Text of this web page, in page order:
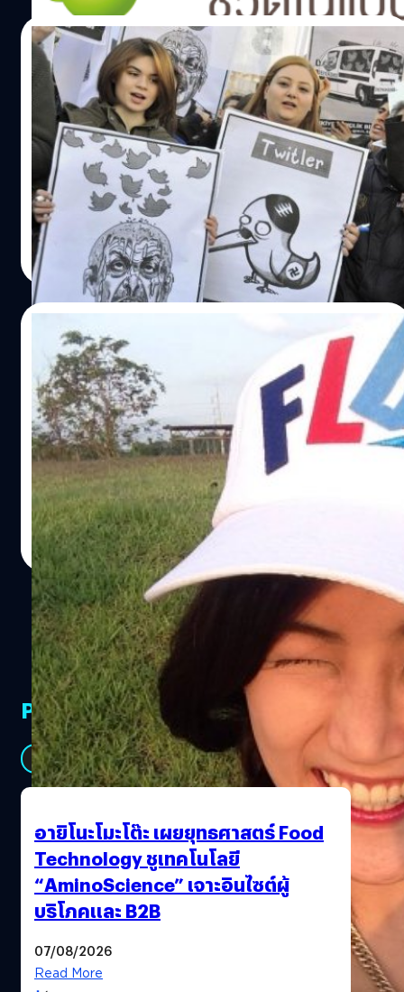
22/03/2014
รัฐบาลตุรกีสั่งแบน Twitter หลังขุดคุ้ยปม
ทุจริต
ทางการตุรกี ได้ตัดสินใจทำการบล็อก Twitter ทำให้ประชาชน
ไม่สามารถเข้าใช้งานได้ หลังจากนายกรัฐมนตรีเรเจพ ทายยิพ
แอร์โดอาน ของตุรกีออกมาประกาศว่าจะกวาดล้างการใช้
Twitter ซึ่งเป็นหนึ่งในสื่อสังคมออนไลน์ที่ประชาชนใช้เป็น
แหล่งกระจายข่าวเกี่ยวกับการทุจริตในแวดวงใกล้ชิดกับผู้นำ
ตุรกี
ณัฐพันธ์ ส่งวิรุฬห์| 4523 days ago
Read More
คุยเฟื่องเรื่องภาษา : อยากเก่งอังกฤษ จำเป็น
ไหมต้องไปเมืองนอก? (ตอนที่ 1)
สวัสดีค่ะ เพื่อนๆพี่ๆน้องๆชาวแบไต๋ทุกท่าน ไม่ต้องสงสัยว่านี่
คือใคร ปกติบทความในเว็บแบไต๋ไม่ค่อยมีใครพูดค่ะมาก่อน !!
เฟื่องเองค่ะ แฮ่ :) ตอนนี้เฟื่องได้รับมอบหมายให้ทำหน้าที่เป็น
หนึ่งใน columnist (คอลัมนิสต์) ประจำเว็บแบไต๋ ((เขียนภาษา
ไทยไปเกร็งไปกลัวครูทอมคำไทยมาตรวจเจอสะกดผิด!
ฮ่าๆ))ซึ่งก็จะแวะเวียนมาเขียนเรื่องราวให้ทุกๆคนได้อ่านกัน
สัปดาห์ละครั้งนะคะ (หากไม่มีอะไรผิดพลาดเราจะมาเจอกัน
ทุกวันศุกร์แบบนี้ค่ะ)
Saranee Sanguanruang| 4572 days ago
Read More
PR Partners
See All
อายิโนะโมะโต๊ะ เผยยุทธศาสตร์ Food
Technology ชูเทคโนโลยี
“AminoScience” เจาะอินไซต์ผู้
บริโภคและ B2B
07/08/2026
Read More